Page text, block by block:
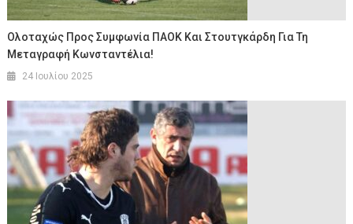
Ολοταχώς Προς Συμφωνία ΠΑΟΚ Και Στουτγκάρδη Για Τη
Μεταγραφή Κωνσταντέλια!
24 Ιουλίου 2025